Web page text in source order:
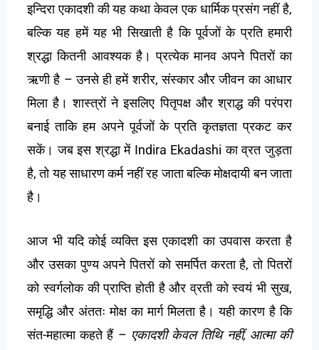
इन्दिरा एकादशी की यह कथा केवल एक धार्मिक प्रसंग नहीं है,
बल्कि यह हमें यह भी सिखाती है कि पूर्वजों के प्रति हमारी
श्रद्धा कितनी आवश्यक है। प्रत्येक मानव अपने पितरों का
ऋणी है – उनसे ही हमें शरीर, संस्कार और जीवन का आधार
मिला है। शास्त्रों ने इसलिए पितृपक्ष और श्राद्ध की परंपरा
बनाई ताकि हम अपने पूर्वजों के प्रति कृतज्ञता प्रकट कर
सकें। जब इस श्रद्धा में Indira Ekadashi का व्रत जुड़ता
है, तो यह साधारण कर्म नहीं रह जाता बल्कि मोक्षदायी बन जाता
है।
आज भी यदि कोई व्यक्ति इस एकादशी का उपवास करता है
और उसका पुण्य अपने पितरों को समर्पित करता है, तो पितरों
को स्वर्गलोक की प्राप्ति होती है और व्रती को स्वयं भी सुख,
समृद्धि और अंततः मोक्ष का मार्ग मिलता है। यही कारण है कि
संत-महात्मा कहते हैं – एकादशी केवल तिथि नहीं, आत्मा की